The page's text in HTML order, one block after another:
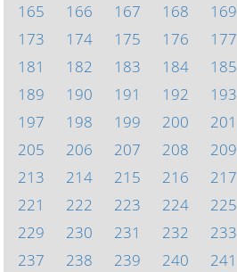
165
166 167 168 169
173
174 175 176 177
181
182 183 184 185
189
190 191 192 193
197
198 199 200 201
205
206 207 208 209
213
214 215 216 217
221
222 223 224 225
229
230 231 232 233
237
238 239 240 241